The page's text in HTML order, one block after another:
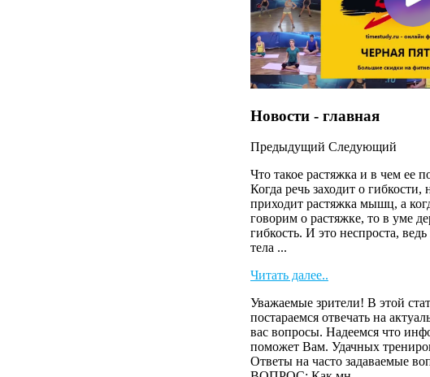
Новости - главная
Предыдущий Следующий
Что такое растяжка и в чем ее
Когда речь заходит о гибкости,
приходит растяжка мышц, а
говорим о растяжке, то в уме
гибкость. И это неспроста, ведь
тела ...
Читать далее..
Уважаемые зрители! В этой
постараемся отвечать на
вас вопросы. Надеемся что
поможет Вам. Удачных
Ответы на часто задаваемые